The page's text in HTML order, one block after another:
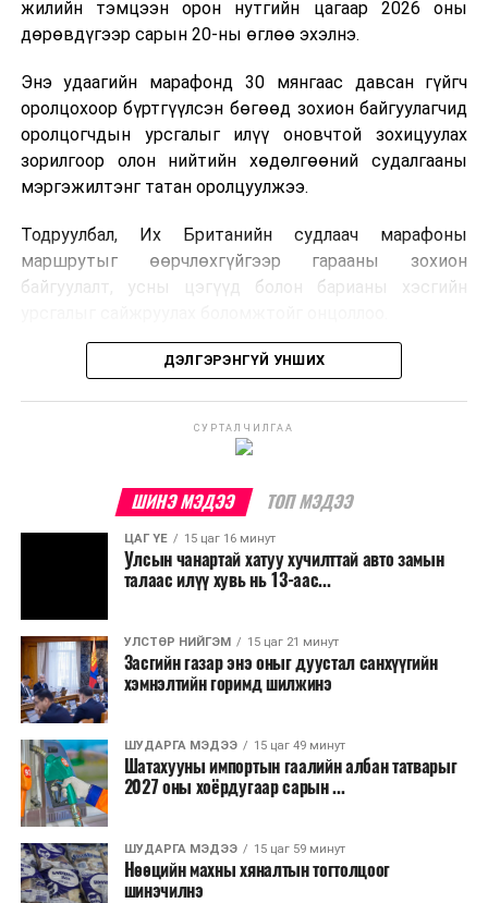
хоногшсон Польшийн уран сайхны "Нохойтой дөрвөн
танкчин", "Яношик", "Аминаас чухал үйлс" зэрэг
кинонуудыг албан ёсны эрхтэй, дуу, дүрсний өндөр
чанартайгаар үзэгчдэд хүргэхээр боллоо.
жилийн тэмцээн орон нутгийн цагаар 2026 оны
дөрөвдүгээр сарын 20-ны өглөө эхэлнэ.
Энэ удаагийн марафонд 30 мянгаас давсан гүйгч
оролцохоор бүртгүүлсэн бөгөөд зохион байгуулагчид
оролцогчдын урсгалыг илүү оновчтой зохицуулах
зорилгоор олон нийтийн хөдөлгөөний судалгааны
мэргэжилтэнг татан оролцуулжээ.
Тодруулбал, Их Британийн судлаач марафоны
маршрутыг өөрчлөхгүйгээр гарааны зохион
байгуулалт, усны цэгүүд болон барианы хэсгийн
Мөн оролцогчдын бөөгнөрлийг бууруулах зорилгоор
чиглэж байна. Зохион байгуулагчид энэхүү
хадгалахтай зэрэгцэн оролцогчдын аюулгүй байдал,
тав тухыг сайжруулахад чиглэж буйг мэдээллээ.
Сонирхуулахад, Бостоны марафон нь дэлхийн
хамгийн эртний марафонуудын нэг бөгөөд анх 1897
онд зохион байгуулагдсан. Түүнээс хойш жил бүр
тасралтгүй зохион байгуулагдаж ирсэн бөгөөд АНУ-
ын Эх орончдын өдөрт зориулан дөрөвдүгээр сарын
гурав дахь Даваа гаригт уламжлал болгон явуулдаг.
Олон улсын марафоны тэмцээнүүд дундаас нэр
хүндээрээ тэргүүлэх энэхүү уралдаанд оролцохын
тулд гүйгчид тодорхой босго хугацаа давсан байх
шаардлагатай нь онцлог юм.
ДЭЛГЭРЭНГҮЙ УНШИХ
СУРТАЛЧИЛГАА
ШИНЭ МЭДЭЭ ТОП МЭДЭЭ
ЦАГ ҮЕ 15 цаг 16 минут
Улсын чанартай хатуу хучилттай авто замын
талаас илүү хувь нь 13-аас...
УЛСТӨР НИЙГЭМ 15 цаг 21 минут
Засгийн газар энэ оныг дуустал санхүүгийн
хэмнэлтийн горимд шилжинэ
ШУДАРГА МЭДЭЭ 15 цаг 49 минут
Шатахууны импортын гаалийн албан татварыг
2027 оны хоёрдугаар сарын ...
ШУДАРГА МЭДЭЭ 15 цаг 59 минут
Нөөцийн махны хяналтын тогтолцоог
шинэчилнэ